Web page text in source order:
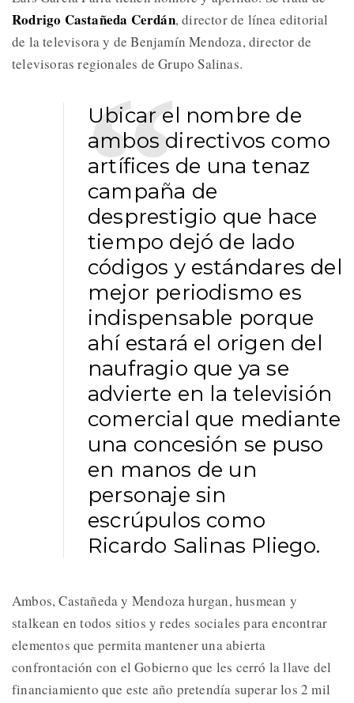
Rodrigo Castañeda Cerdán, director de línea editorial
de la televisora y de Benjamín Mendoza, director de
televisoras regionales de Grupo Salinas.
Ubicar el nombre de
ambos directivos como
artífices de una tenaz
campaña de
desprestigio que hace
tiempo dejó de lado
códigos y estándares del
mejor periodismo es
indispensable porque
ahí estará el origen del
naufragio que ya se
advierte en la televisión
comercial que mediante
una concesión se puso
en manos de un
personaje sin
escrúpulos como
Ricardo Salinas Pliego.
Ambos, Castañeda y Mendoza hurgan, husmean y
stalkean en todos sitios y redes sociales para encontrar
elementos que permita mantener una abierta
confrontación con el Gobierno que les cerró la llave del
financiamiento que este año pretendía superar los 2 mil